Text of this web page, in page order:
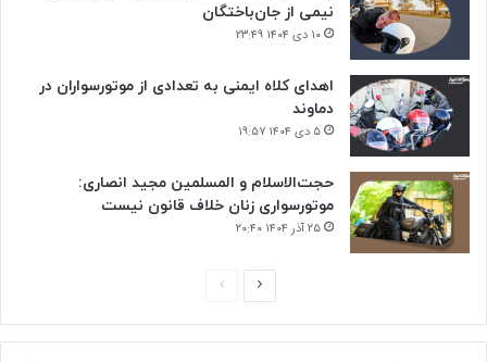
نیمی از جان‌باختگان
۱۰ دی ۱۴۰۴ ۲۳:۴۹
اهدای کلاه ایمنی به تعدادی از موتورسواران در
دماوند
۵ دی ۱۴۰۴ ۱۹:۵۷
حجت‌الاسلام و المسلمین مجید انصاری:
موتورسواری زنان خلاف قانون نیست
۲۵ آذر ۱۴۰۴ ۲۰:۴۰
صفحه
صفحه